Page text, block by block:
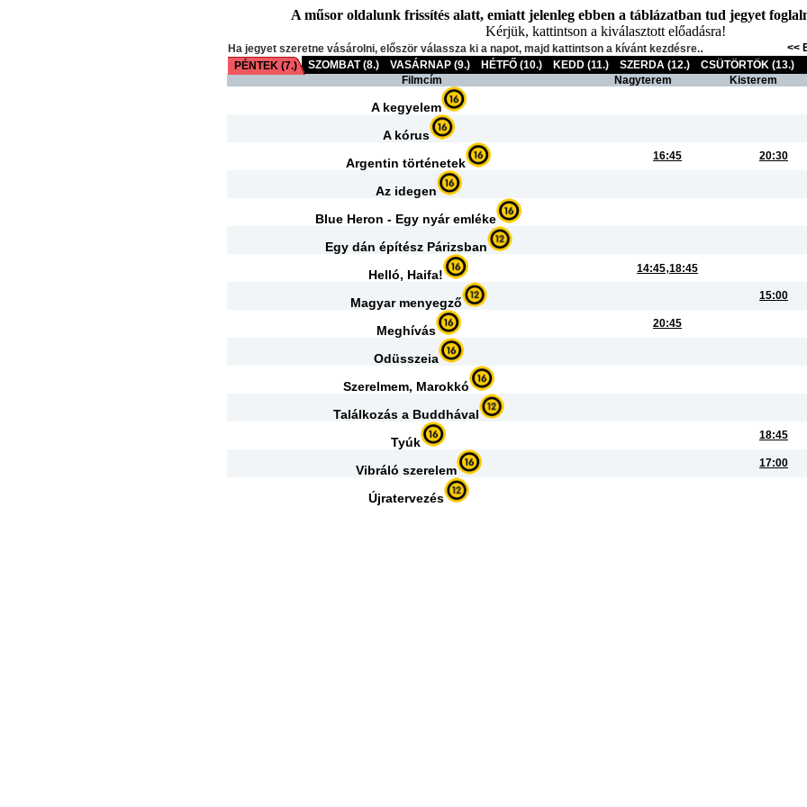
A műsor oldalunk frissítés alatt, emiatt jelenleg ebben a táblázatban tud jegyet
Kérjük, kattintson a kiválasztott előadásra!
Ha jegyet szeretne vásárolni, először válassza ki a napot, majd kattintson a kívánt kezdésre.. <<
PÉNTEK (7.)
SZOMBAT (8.) VASÁRNAP (9.) HÉTFŐ (10.) KEDD (11.) SZERDA (12.)
CSÜTÖRTÖK (13.)
Filmcím
Nagyterem Kisterem
A kegyelem
A kórus
Argentin történetek 16:45 20:30
Az idegen
Blue Heron - Egy nyár emléke
Egy dán építész Párizsban
Helló, Haifa! 14:45,18:45
Magyar menyegző 15:00
Meghívás 20:45
Odüsszeia
Szerelmem, Marokkó
Találkozás a Buddhával
Tyúk 18:45
Vibráló szerelem 17:00
Újratervezés